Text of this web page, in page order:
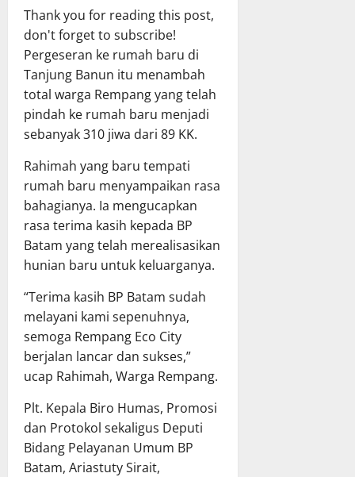
Thank you for reading this post,
don't forget to subscribe!
Pergeseran ke rumah baru di
Tanjung Banun itu menambah
total warga Rempang yang telah
pindah ke rumah baru menjadi
sebanyak 310 jiwa dari 89 KK.
Rahimah yang baru tempati
rumah baru menyampaikan rasa
bahagianya. Ia mengucapkan
rasa terima kasih kepada BP
Batam yang telah merealisasikan
hunian baru untuk keluarganya.
“Terima kasih BP Batam sudah
melayani kami sepenuhnya,
semoga Rempang Eco City
berjalan lancar dan sukses,”
ucap Rahimah, Warga Rempang.
Plt. Kepala Biro Humas, Promosi
dan Protokol sekaligus Deputi
Bidang Pelayanan Umum BP
Batam, Ariastuty Sirait,